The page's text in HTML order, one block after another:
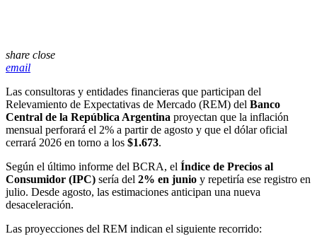
share close
email
Las consultoras y entidades financieras que participan del
Relevamiento de Expectativas de Mercado (REM) del Banco
Central de la República Argentina proyectan que la inflación
mensual perforará el 2% a partir de agosto y que el dólar oficial
cerrará 2026 en torno a los $1.673.
Según el último informe del BCRA, el Índice de Precios al
Consumidor (IPC) sería del 2% en junio y repetiría ese registro en
julio. Desde agosto, las estimaciones anticipan una nueva
desaceleración.
Las proyecciones del REM indican el siguiente recorrido: